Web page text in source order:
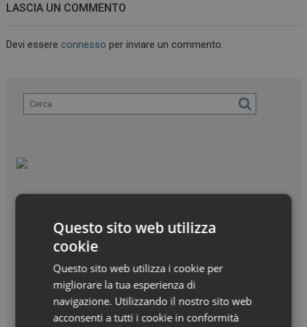
LASCIA UN COMMENTO
Devi essereconnesso per inviare un commento.
Questo sito web utilizza
cookie
Questo sito web utilizza i cookie per
migliorare la tua esperienza di
navigazione. Utilizzando il nostro sito web
acconsenti a tutti i cookie in conformità